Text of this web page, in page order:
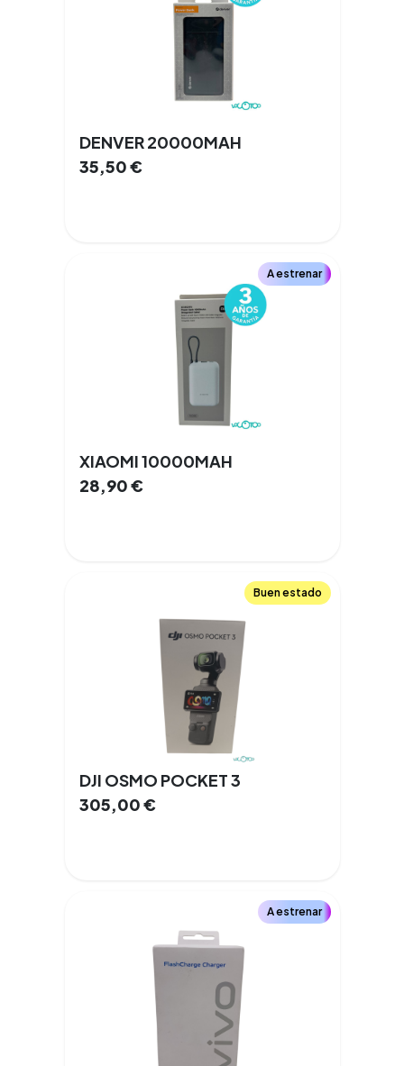
DENVER 20000MAH
35,50€
A estrenar
XIAOMI 10000MAH
28,90€
Buen estado
DJI OSMO POCKET 3
305,00€
A estrenar